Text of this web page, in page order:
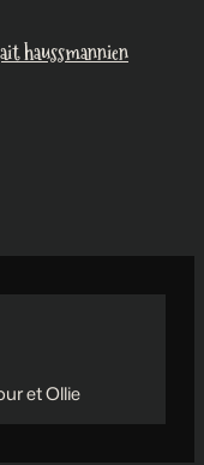
haussmannien
et Ollie